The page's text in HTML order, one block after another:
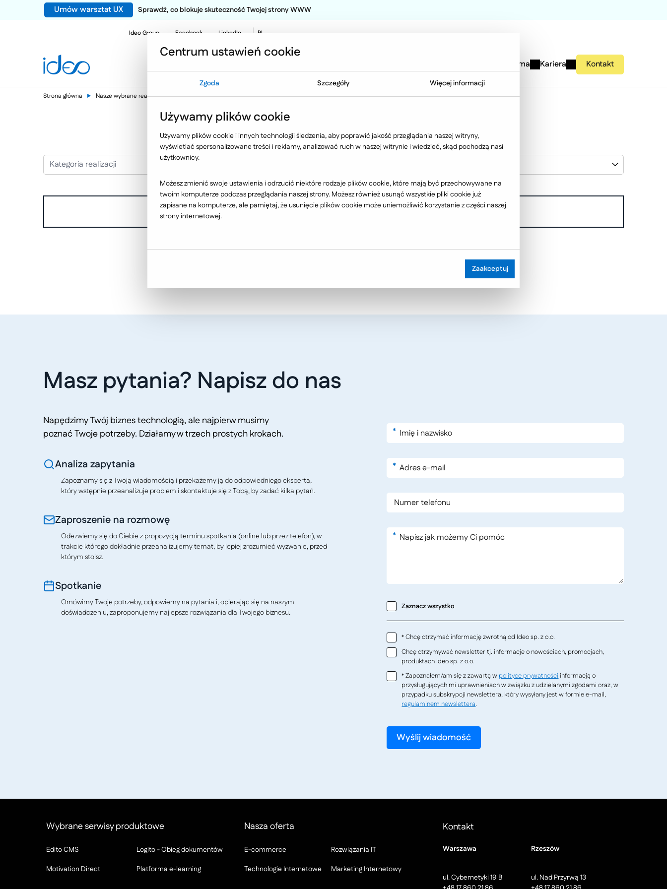
Umów warsztat UX Sprawdź, co blokuje skuteczność Twojej strony WWW
Ideo Group Facebook LinkedIn
PL
EN
NO
Firma Kariera Kontakt
Strona główna Nasze wybrane realizacje Dzieci
Kategoria realizacji
W chwili obecnej nie dysponujemy żadnymi realizacjami.
Masz pytania? Napisz do nas
Napędzimy Twój biznes technologią, ale najpierw musimy
poznać Twoje potrzeby. Działamy w trzech prostych krokach.
Analiza zapytania
Zapoznamy się z Twoją wiadomością i przekażemy ją do odpowiedniego eksperta,
który wstępnie przeanalizuje problem i skontaktuje się z Tobą, by zadać kilka pytań.
Zaproszenie na rozmowę
Odezwiemy się do Ciebie z propozycją terminu spotkania (online lub przez telefon), w
trakcie którego dokładnie przeanalizujemy temat, by lepiej zrozumieć wyzwanie, przed
którym stoisz.
Spotkanie
Omówimy Twoje potrzeby, odpowiemy na pytania i, opierając się na naszym
doświadczeniu, zaproponujemy najlepsze rozwiązania dla Twojego biznesu.
*
*
*
Zaznacz wszystko
* Chcę otrzymać informację zwrotną od Ideo sp. z o.o.
Chcę otrzymywać newsletter tj. informacje o nowościach, promocjach,
produktach Ideo sp. z o.o.
* Zapoznałem/am się z zawartą w polityce prywatności informacją o
przysługujących mi uprawnieniach w związku z udzielanymi zgodami oraz, w
przypadku subskrypcji newslettera, który wysyłany jest w formie e-mail,
regulaminem newslettera.
Wybrane serwisy produktowe
Edito CMS
Logito - Obieg dokumentów
Motivation Direct
Platforma e-learning
Nasza oferta
E-commerce
Rozwiązania IT
Technologie Internetowe
Marketing Internetowy
Kontakt
Warszawa
ul. Cybernetyki 19 B
Rzeszów
ul. Nad Przyrwą 13
Centrum ustawień cookie
Zgoda Szczegóły Więcej informacji
Używamy plików cookie
Używamy plików cookie i innych technologii śledzenia, aby poprawić jakość przeglądania naszej witryny,
wyświetlać spersonalizowane treści i reklamy, analizować ruch w naszej witrynie i wiedzieć, skąd pochodzą nasi
użytkownicy.
Możesz zmienić swoje ustawienia i odrzucić niektóre rodzaje plików cookie, które mają być przechowywane na
twoim komputerze podczas przeglądania naszej strony. Możesz również usunąć wszystkie pliki cookie już
zapisane na komputerze, ale pamiętaj, że usunięcie plików cookie może uniemożliwić korzystanie z części naszej
strony internetowej.
Zaakceptuj